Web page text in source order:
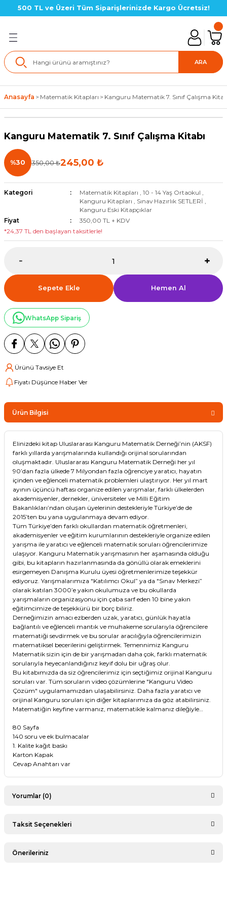
500 TL ve Üzeri Tüm Siparişlerinizde Kargo Ücretsiz!
Geri Dön
SETLERİ
Setler
Setler(LGS Hazırlık)
Setler
ARA
Anasayfa Matematik Kitapları Kanguru Matematik 7. Sınıf Çalışma
Yeni
Kanguru Matematik 7. Sınıf Çalışma Kitabı
%30 350,00 ₺245,00 ₺
Kategori Matematik Kitapları , 10 - 14 Yaş Ortaokul ,
Kanguru Kitapları , Sınav Hazırlık SETLERİ ,
Kanguru Eski Kitapçıklar
Fiyat
350,00 TL + KDV
*24,37 TL den başlayan taksitlerle!
Sepete Ekle Hemen Al
WhatsApp Sipariş
Ürünü Tavsiye Et
Fiyatı Düşünce Haber Ver
Ürün Bilgisi
Elinizdeki kitap Uluslararası Kanguru Matematik Derneği’nin (AKSF)
farklı yıllarda yarışmalarında kullandığı orijinal sorularından
oluşmaktadır. Uluslararası Kanguru Matematik Derneği her yıl
90’dan fazla ülkede 7 Milyondan fazla öğrenciye yaratıcı, hayatın
içinden ve eğlenceli matematik problemleri ulaştırıyor. Her yıl mart
ayının üçüncü haftası organize edilen yarışmalar, farklı ülkelerden
akademisyenler, dernekler, üniversiteler ve Milli Eğitim
Bakanlıkları’ndan oluşan üyelerinin destekleriyle Türkiye’de de
2015’ten bu yana uygulanmaya devam ediyor.
Tüm Türkiye’den farklı okullardan matematik öğretmenleri,
akademisyenler ve eğitim kurumlarının destekleriyle organize edilen
yarışma ile yaratıcı ve eğlenceli matematik soruları öğrencilerimize
ulaşıyor. Kanguru Matematik yarışmasının her aşamasında olduğu
gibi, bu kitapların hazırlanmasında da gönüllü olarak emeklerini
esirgemeyen Danışma Kurulu üyesi öğretmenlerimize teşekkür
ediyoruz. Yarışmalarımıza "Katılımcı Okul” ya da "Sınav Merkezi”
olarak katılan 3000’e yakın okulumuza ve bu okullarda
yarışmaların organizasyonu için çaba sarf eden 10 bine yakın
eğitimcimize de teşekkürü bir borç biliriz.
Derneğimizin amacı ezberden uzak, yaratıcı, günlük hayatla
bağlantılı ve eğlenceli mantık ve muhakeme sorularıyla öğrencilere
matematiği sevdirmek ve bu sorular aracılığıyla öğrencilerimizin
matematiksel becerilerini geliştirmek. Temennimiz Kanguru
Matematik sizin için de bir yarışmadan daha çok, farklı matematik
sorularıyla heyecanlandığınız keyif dolu bir uğraş olur.
Bu kitabımızda da siz öğrencilerimiz için seçtiğimiz orijinal Kanguru
soruları var. Tüm soruların video çözümlerine "Kanguru Video
Çözüm" uygulamamızdan ulaşabilirsiniz. Daha fazla yaratıcı ve
orijinal Kanguru soruları için diğer kitaplarımıza da göz atabilirsiniz.
Matematiğin keyfine varmanız, matematikle kalmanız dileğiyle…
80 Sayfa
140 soru ve ek bulmacalar
1. Kalite kağıt baskı
Karton Kapak
Cevap Anahtarı var
Yorumlar (0)
Taksit Seçenekleri
Önerileriniz